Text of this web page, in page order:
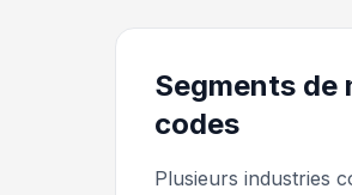
Segments de
codes
Plusieurs industries